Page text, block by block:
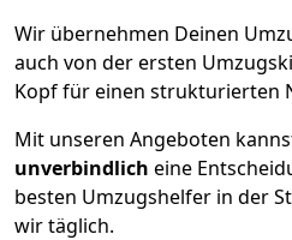
Wir übernehmen Deinen
auch von der ersten
Kopf für einen strukturierten
Mit unseren Angeboten
unverbindlich eine
besten Umzugshelfer in der
wir täglich.